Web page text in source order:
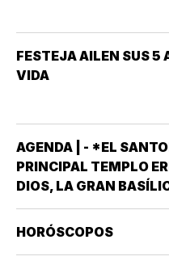
FESTEJA AILEN SUS 5
VIDA
AGENDA | - *EL
PRINCIPAL TEMPLO
DIOS, LA GRAN
MARÍA LA MAYOR EN
DE LAS NIEVES
HORÓSCOPOS